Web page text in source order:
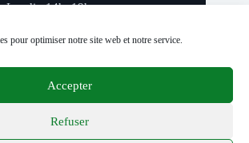
pour optimiser notre site web et notre service.
Accepter
Refuser
Lundi : 14h–19h
- Retrait magasin - Paiement
- Conseils d’experts